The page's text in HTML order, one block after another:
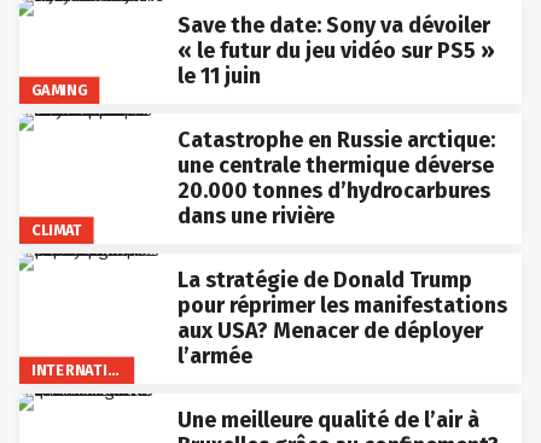
GAMING
Save the date: Sony va dévoiler
« le futur du jeu vidéo sur PS5 »
le 11 juin
CLIMAT
Catastrophe en Russie arctique:
une centrale thermique déverse
20.000 tonnes d’hydrocarbures
dans une rivière
La stratégie de Donald Trump
pour réprimer les manifestations
aux USA? Menacer de déployer
l’armée
Une meilleure qualité de l’air à